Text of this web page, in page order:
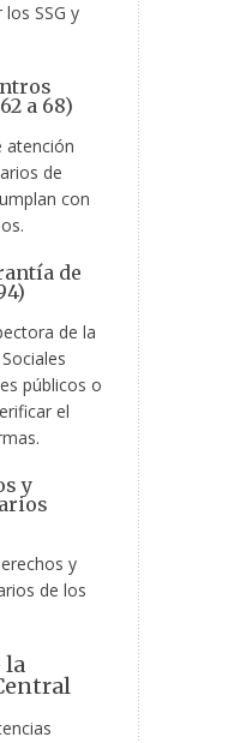
SSG y
a 68)
atención
de
con
de
de la
públicos o
el
y
y
de los
la